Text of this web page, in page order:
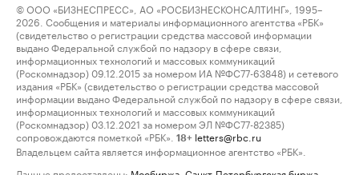
© ООО «БИЗНЕСПРЕСС», АО «РОСБИЗНЕСКОНСАЛТИНГ», 1995–
2026. Сообщения и материалы информационного агентства «РБК»
(свидетельство о регистрации средства массовой информации
выдано Федеральной службой по надзору в сфере связи,
информационных технологий и массовых коммуникаций
(Роскомнадзор) 09.12.2015 за номером ИА №ФС77-63848) и сетевого
издания «РБК» (свидетельство о регистрации средства массовой
информации выдано Федеральной службой по надзору в сфере связи,
информационных технологий и массовых коммуникаций
(Роскомнадзор) 03.12.2021 за номером ЭЛ №ФС77-82385)
сопровождаются пометкой «РБК».
18+ letters@rbc.ru
Владельцем сайта является информационное агентство «РБК».